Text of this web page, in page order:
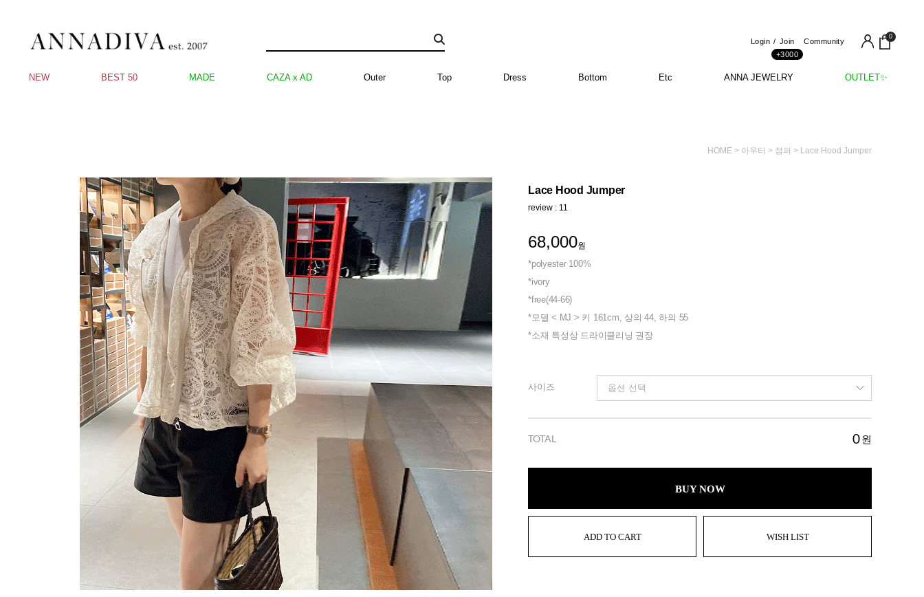
Login
Join
+3000
Community
0
NEW BEST 50 MADE CAZA x AD Outer Top Dress Bottom Etc ANNA JEWELRY OUTLET✨
HOME > 아우터 > 점퍼 > Lace Hood Jumper
Lace Hood Jumper
review : 11
68,000원
*polyester 100%
*ivory
*free(44-66)
*모델 < MJ > 키 161cm, 상의 44, 하의 55
*소재 특성상 드라이클리닝 권장
사이즈
TOTAL 0원
BUY NOW
ADD TO CART WISH LIST